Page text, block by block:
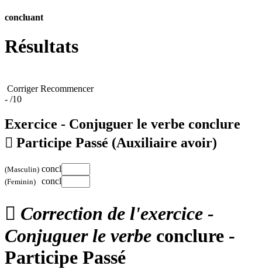
concluant
Résultats
CorrigerRecommencer
- /10
Exercice - Conjuguer le verbe conclure
 Participe Passé (Auxiliaire avoir)
(Masculin) concl
(Feminin) concl
 Correction de l'exercice -
Conjuguer le verbe conclure -
Participe Passé